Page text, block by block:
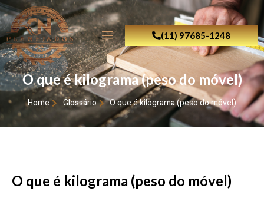
(11) 97685-1248
O que é kilograma (peso do móvel)
Home Glossário O que é kilograma (peso do móvel)
O que é kilograma (peso do móvel)